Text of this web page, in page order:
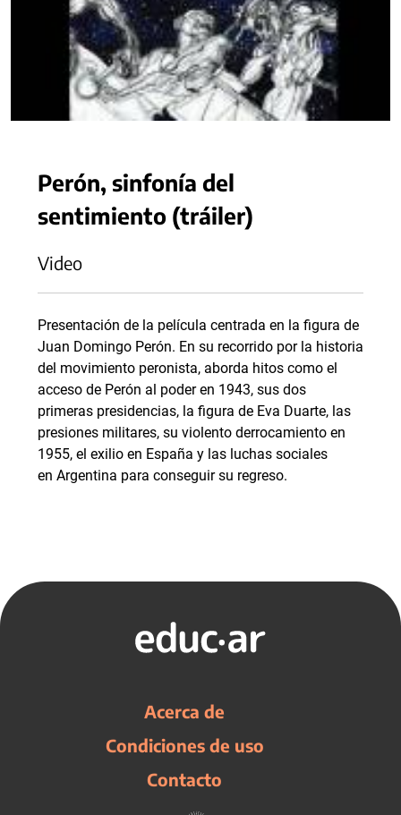
Perón, sinfonía del
sentimiento (tráiler)
Video
Presentación de la película centrada en la figura de
Juan Domingo Perón. En su recorrido por la historia
del movimiento peronista, aborda hitos como el
acceso de Perón al poder en 1943, sus dos
primeras presidencias, la figura de Eva Duarte, las
presiones militares, su violento derrocamiento en
1955, el exilio en España y las luchas sociales
en Argentina para conseguir su regreso.
Acerca de
Condiciones de uso
Contacto